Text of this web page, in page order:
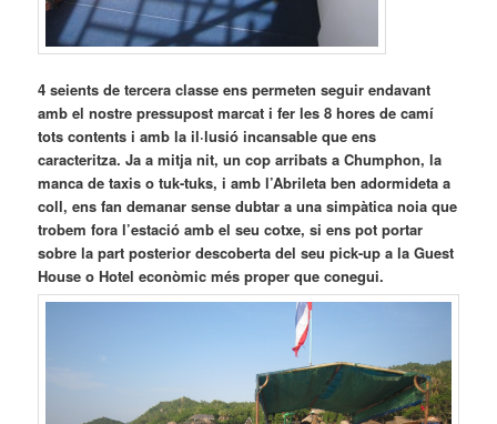
4 seients de tercera classe ens permeten seguir endavant
amb el nostre pressupost marcat i fer les 8 hores de camí
tots contents i amb la il·lusió incansable que ens
caracteritza. Ja a mitja nit, un cop arribats a Chumphon, la
manca de taxis o tuk-tuks, i amb l’Abrileta ben adormideta a
coll, ens fan demanar sense dubtar a una simpàtica noia que
trobem fora l’estació amb el seu cotxe, si ens pot portar
sobre la part posterior descoberta del seu pick-up a la Guest
House o Hotel econòmic més proper que conegui.